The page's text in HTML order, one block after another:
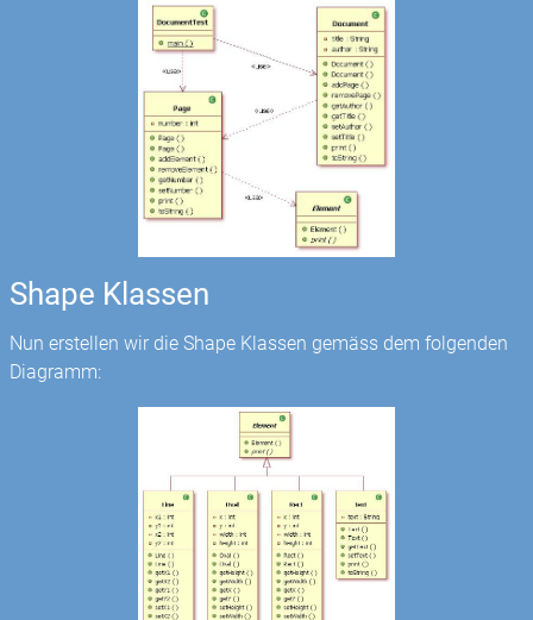
Shape Klassen
Nun erstellen wir die Shape Klassen gemäss dem folgenden
Diagramm: